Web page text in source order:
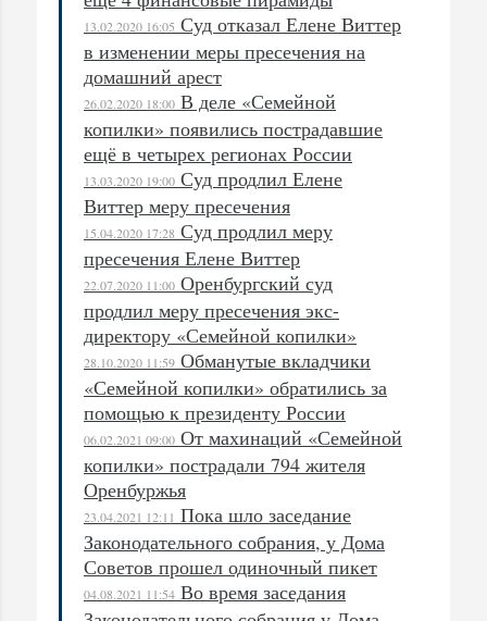
13.02.2020 16:05 Суд отказал Елене Виттер
в изменении меры пресечения на
домашний арест
26.02.2020 18:00 В деле «Семейной
копилки» появились пострадавшие
ещё в четырех регионах России
13.03.2020 19:00 Суд продлил Елене
Виттер меру пресечения
15.04.2020 17:28 Суд продлил меру
пресечения Елене Виттер
22.07.2020 11:00 Оренбургский суд
продлил меру пресечения экс-
директору «Семейной копилки»
28.10.2020 11:59 Обманутые вкладчики
«Семейной копилки» обратились за
помощью к президенту России
06.02.2021 09:00 От махинаций «Семейной
копилки» пострадали 794 жителя
Оренбуржья
23.04.2021 12:11 Пока шло заседание
Законодательного собрания, у Дома
Советов прошел одиночный пикет
04.08.2021 11:54 Во время заседания